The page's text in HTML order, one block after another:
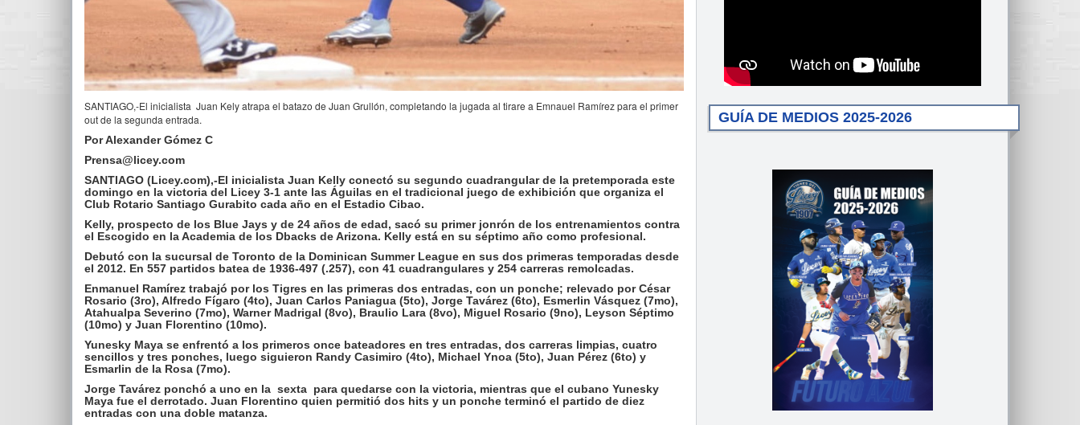
SANTIAGO,-El inicialista Juan Kely atrapa el batazo de Juan Grullón, completando la jugada al tirare a Emnauel Ramírez para el primer
out de la segunda entrada.
Por Alexander Gómez C
Prensa@licey.com
SANTIAGO (Licey.com),-El inicialista Juan Kelly conectó su segundo cuadrangular de la pretemporada este
domingo en la victoria del Licey 3-1 ante las Águilas en el tradicional juego de exhibición que organiza el
Club Rotario Santiago Gurabito cada año en el Estadio Cibao.
Kelly, prospecto de los Blue Jays y de 24 años de edad, sacó su primer jonrón de los entrenamientos contra
el Escogido en la Academia de los Dbacks de Arizona. Kelly está en su séptimo año como profesional.
Debutó con la sucursal de Toronto de la Dominican Summer League en sus dos primeras temporadas desde
el 2012. En 557 partidos batea de 1936-497 (.257), con 41 cuadrangulares y 254 carreras remolcadas.
Enmanuel Ramírez trabajó por los Tigres en las primeras dos entradas, con un ponche; relevado por César
Rosario (3ro), Alfredo Fígaro (4to), Juan Carlos Paniagua (5to), Jorge Tavárez (6to), Esmerlin Vásquez (7mo),
Atahualpa Severino (7mo), Warner Madrigal (8vo), Braulio Lara (8vo), Miguel Rosario (9no), Leyson Séptimo
(10mo) y Juan Florentino (10mo).
Yunesky Maya se enfrentó a los primeros once bateadores en tres entradas, dos carreras limpias, cuatro
sencillos y tres ponches, luego siguieron Randy Casimiro (4to), Michael Ynoa (5to), Juan Pérez (6to) y
Esmarlin de la Rosa (7mo).
Jorge Tavárez ponchó a uno en la sexta para quedarse con la victoria, mientras que el cubano Yunesky
Maya fue el derrotado. Juan Florentino quien permitió dos hits y un ponche terminó el partido de diez
entradas con una doble matanza.
GUÍA DE MEDIOS 2025-2026